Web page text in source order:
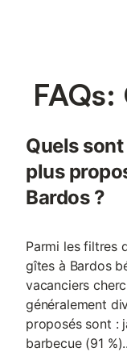
Quels
plus
Bardos ?
Parmi les filtres
gîtes à Bardos
vacanciers
généralement
proposés sont :
barbecue (91